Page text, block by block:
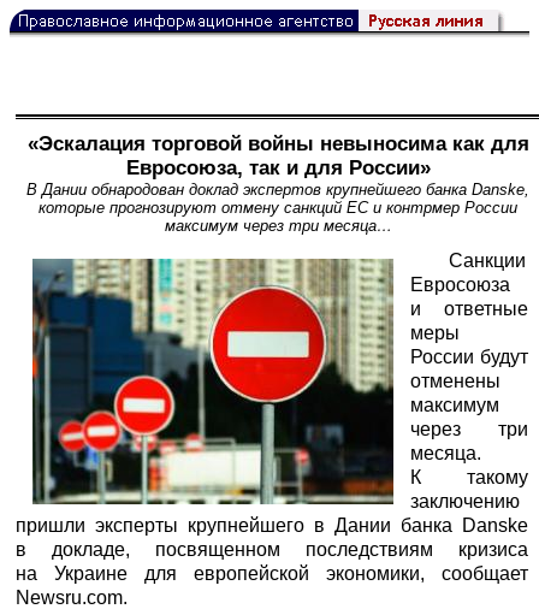
«Эскалация торговой войны невыносима как для
Евросоюза, так и для России»
В Дании обнародован доклад экспертов крупнейшего банка Danske,
которые прогнозируют отмену санкций ЕС и контрмер России
максимум через три месяца…
Санкции
Евросоюза
и ответные
меры
России будут
отменены
максимум
через три
месяца.
К такому
заключению
пришли эксперты крупнейшего в Дании банка Danske
в докладе, посвященном последствиям кризиса
на Украине для европейской экономики, сообщает
Newsru.com.